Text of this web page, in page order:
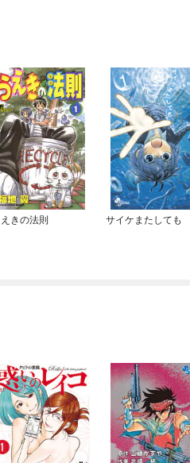
えきの法則 サイケまたしても